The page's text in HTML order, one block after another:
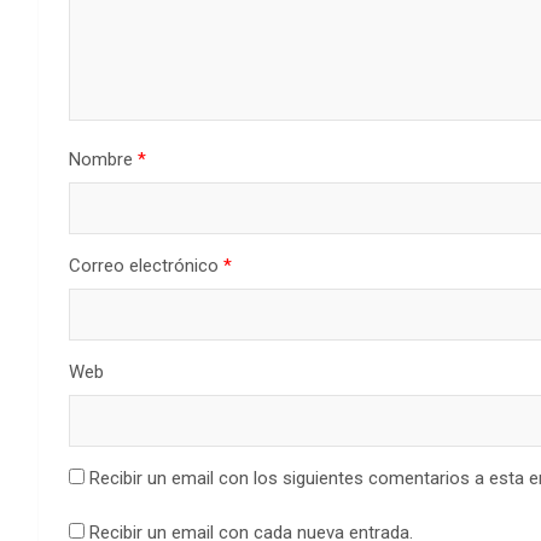
Nombre *
Correo electrónico *
Web
Recibir un email con los siguientes comentarios a esta
Recibir un email con cada nueva entrada.